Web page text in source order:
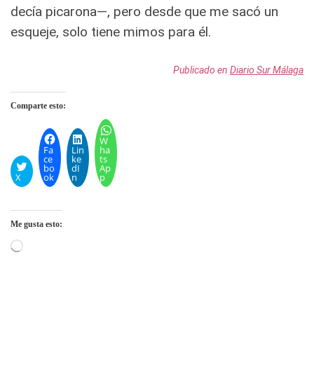
decía picarona—, pero desde que me sacó un
esqueje, solo tiene mimos para él.
Publicado en Diario Sur Málaga
Comparte esto:
X
Fa
ce
bo
ok
Lin
ke
dI
n
W
ha
ts
Ap
p
Me gusta esto:
Cargando...